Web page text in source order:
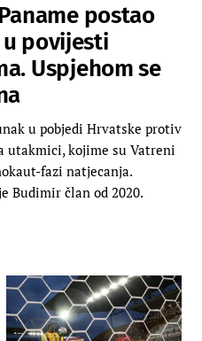
postao
povijesti
Uspjehom se
u pobjedi Hrvatske protiv
utakmici, kojime su Vatreni
fazi natjecanja.
Budimir član od 2020.